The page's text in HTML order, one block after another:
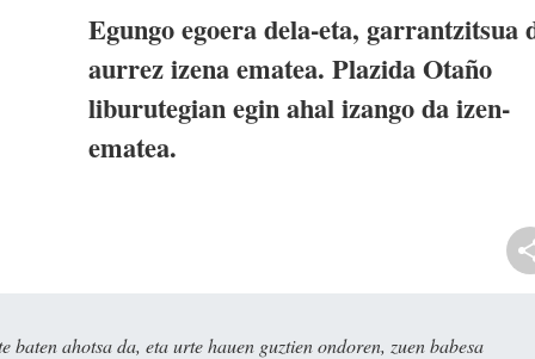
Egungo egoera dela-eta, garrantzitsua
aurrez izena ematea. Plazida Otaño
liburutegian egin ahal izango da izen-
ematea.
ahotsa da, eta urte hauen guztien ondoren, zuen babesa